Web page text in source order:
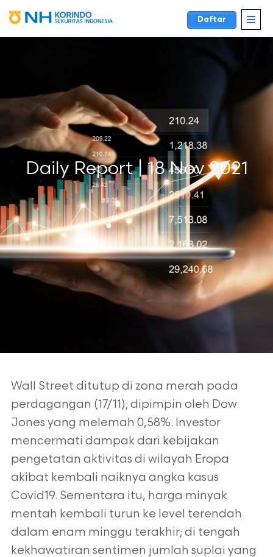
Daftar
Daily Report | 18 Nov 2021
Wall Street ditutup di zona merah pada
perdagangan (17/11); dipimpin oleh Dow
Jones yang melemah 0,58%. Investor
mencermati dampak dari kebijakan
pengetatan aktivitas di wilayah Eropa
akibat kembali naiknya angka kasus
Covid19. Sementara itu, harga minyak
mentah kembali turun ke level terendah
dalam enam minggu terakhir; di tengah
kekhawatiran sentimen jumlah suplai yang